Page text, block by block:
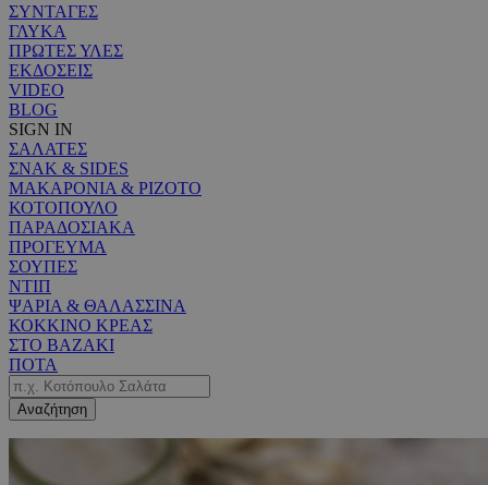
ΣΥΝΤΑΓΕΣ
ΓΛΥΚΑ
ΠΡΩΤΕΣ ΥΛΕΣ
ΕΚΔΟΣΕΙΣ
VIDEO
BLOG
SIGN IN
ΣΑΛΑΤΕΣ
ΣΝΑΚ & SIDES
ΜΑΚΑΡΟΝΙΑ & ΡΙΖΟΤΟ
ΚΟΤΟΠΟΥΛΟ
ΠΑΡΑΔΟΣΙΑΚΑ
ΠΡΟΓΕΥΜΑ
ΣΟΥΠΕΣ
ΝΤΙΠ
ΨΑΡΙΑ & ΘΑΛΑΣΣΙΝΑ
ΚΟΚΚΙΝΟ ΚΡΕΑΣ
ΣΤΟ ΒΑΖΑΚΙ
ΠΟΤΑ
Αναζήτηση